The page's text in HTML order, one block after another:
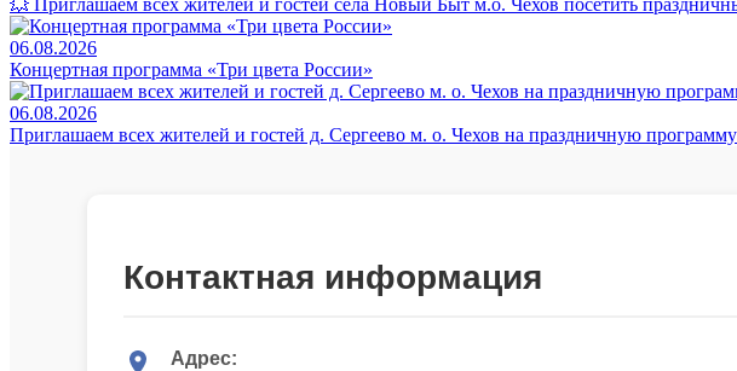
06.08.2026
Концертная программа «Три цвета России»
06.08.2026
Приглашаем всех жителей и гостей д. Сергеево м. о. Чехов на праздничную
Контактная информация
Адрес: